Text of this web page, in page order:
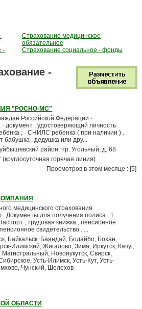
-
Страхование медицинское
обязательное
Страхование социальное - фонды
-
"РОСНО-МС"
Российской Федерации ·
документ , удостоверяющий личность
; · СНИЛС ребенка ( при наличии ) .
, дедушка или дру...
район, пр. Угольный, д. 68
горячая линия)
Просмотров в этом месяце : [5]
медицинского страхования
Документы для получения полиса . 1 .
, трудовая книжка , пенсионное
свидетельство . ...
Байкальск, Баяндай, Бодайбо, Бохан,
Илимский, Жигалово, Зима, Иркутск, Качуг,
Магистральный, Новонукутск, Свирск,
Усть-Илимск, Усть-Кут, Усть-
Чунский, Шелехов
ОБЛАСТИ